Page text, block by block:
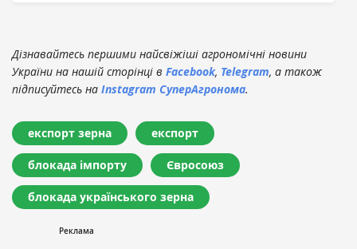
Дізнавайтесь першими найсвіжіші агрономічні новини
України на нашій сторінці в Facebook, Telegram, а також
підписуйтесь на Instagram СуперАгронома.
експорт зерна експорт
блокада імпорту Євросоюз
блокада українського зерна